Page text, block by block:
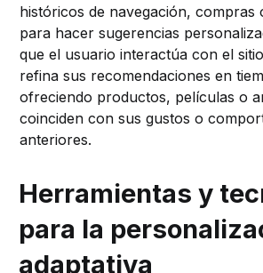
históricos de navegación, compras
para hacer sugerencias
que el usuario interactúa con el
refina sus recomendaciones en
ofreciendo productos, películas o
coinciden con sus gustos o
anteriores.
Herramientas y
para la
adaptativa